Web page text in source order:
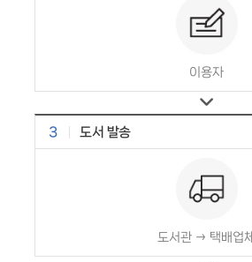
이용자
3 도서 발송
도서관 → 택배업체